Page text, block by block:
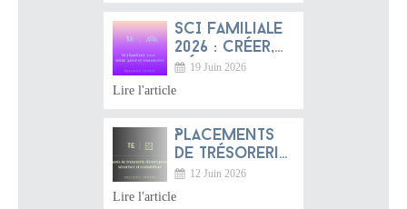
SCI familiale
2026 : créer,
gérer et
transmettre
19 Juin 2026
Lire l'article
Placements
de trésorerie
d'entreprise
2026 :
12 Juin 2026
Lire l'article